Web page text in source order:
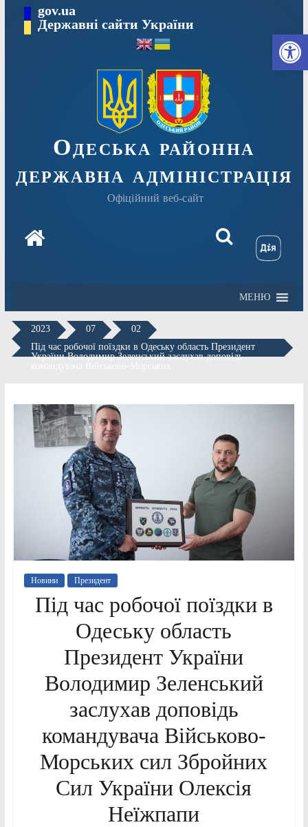
Перейтиgov.ua
Державні сайти України
Одеська районна
державна адміністрація
Офіційний веб-сайт
МЕНЮ
2023 07
02
Під час робочої поїздки в Одеську область Президент
України Володимир Зеленський заслухав доповідь
Новини Президент
Під час робочої поїздки в
Одеську область
Президент України
Володимир Зеленський
заслухав доповідь
командувача Військово-
Морських сил Збройних
Сил України Олексія
Неїжпапи